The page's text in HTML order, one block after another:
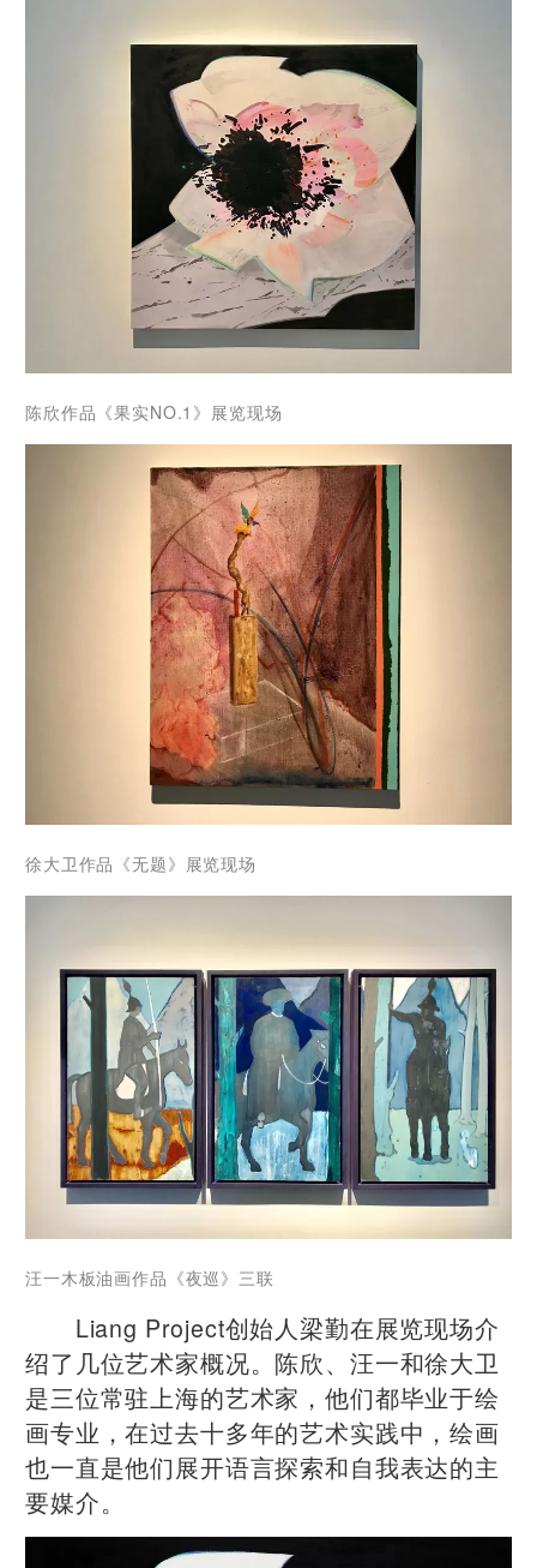
陈欣作品《果实NO.1》展览现场
徐大卫作品《无题》展览现场
汪一木板油画作品《夜巡》三联
Liang Project创始人梁勤在展览现场介
绍了几位艺术家概况。陈欣、汪一和徐大卫
是三位常驻上海的艺术家，他们都毕业于绘
画专业，在过去十多年的艺术实践中，绘画
也一直是他们展开语言探索和自我表达的主
要媒介。